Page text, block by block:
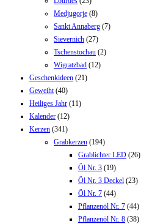
Medjugorje (8)
Sankt Annaberg (7)
Sievernich (27)
Tschenstochau (2)
Wigratzbad (12)
Geschenkideen (21)
Geweiht (40)
Heiliges Jahr (11)
Kalender (12)
Kerzen (341)
Grabkerzen (194)
Grablichter LED (26)
Öl Nr. 3 (19)
Öl Nr. 3 Deckel (23)
Öl Nr. 7 (44)
Pflanzenöl Nr. 7 (44)
Pflanzenöl Nr. 8 (38)